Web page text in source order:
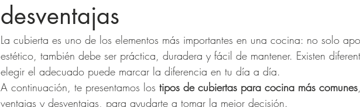
desventajas
La cubierta es uno de los elementos más importantes en una cocina: no solo
estético, también debe ser práctica, duradera y fácil de mantener. Existen
elegir el adecuado puede marcar la diferencia en tu día a día.
A continuación, te presentamos los tipos de cubiertas para cocina más comunes
ventajas y desventajas, para ayudarte a tomar la mejor decisión.